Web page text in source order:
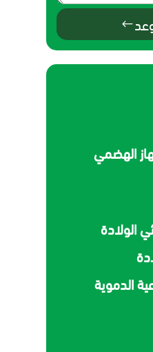
الهضمي
الولادة
الدموية